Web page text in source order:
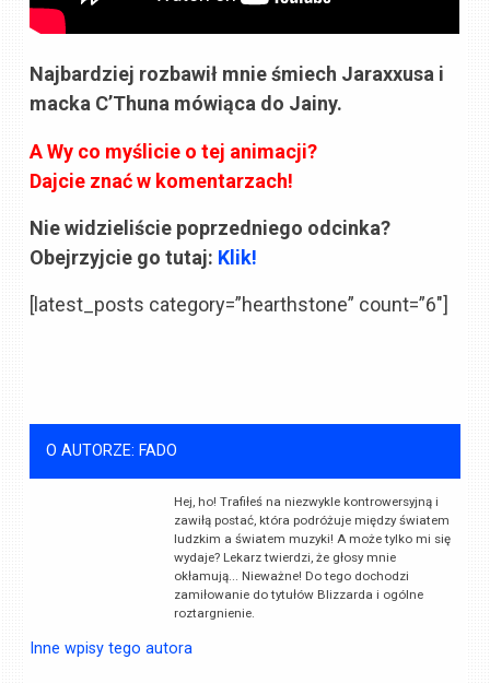
Najbardziej rozbawił mnie śmiech Jaraxxusa i
macka C’Thuna mówiąca do Jainy.
A Wy co myślicie o tej animacji?
Dajcie znać w komentarzach!
Nie widzieliście poprzedniego odcinka?
Obejrzyjcie go tutaj: Klik!
[latest_posts category=”hearthstone” count=”6″]
O AUTORZE: FADO
Hej, ho! Trafiłeś na niezwykle kontrowersyjną i
zawiłą postać, która podróżuje między światem
ludzkim a światem muzyki! A może tylko mi się
wydaje? Lekarz twierdzi, że głosy mnie
okłamują... Nieważne! Do tego dochodzi
zamiłowanie do tytułów Blizzarda i ogólne
roztargnienie.
Inne wpisy tego autora